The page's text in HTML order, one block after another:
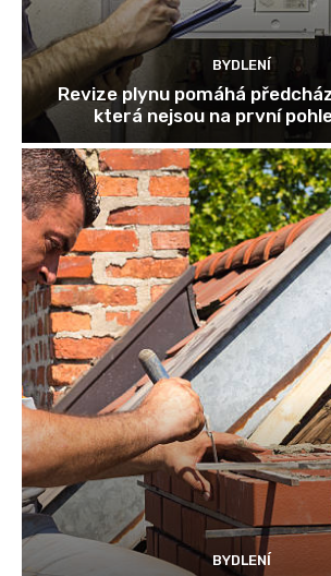
BYDLENÍ
Revize plynu pomáhá
která nejsou na první
BYDLENÍ